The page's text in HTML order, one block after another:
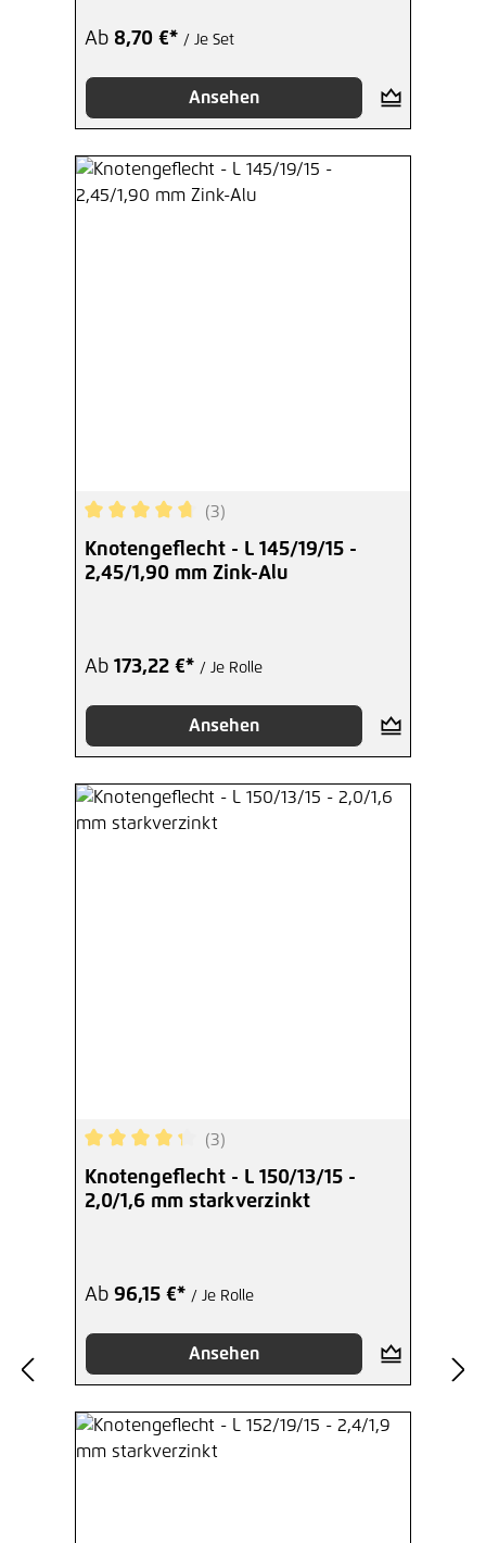
Ab 8,70 €* / Je Set
Ansehen
Durchschnittliche Bewertung von 4.67 von 5
(3)
Knotengeflecht - L 145/19/15 -
2,45/1,90 mm Zink-Alu
Ab 173,22 €* / Je Rolle
Ansehen
Durchschnittliche Bewertung von 4.33 von 5
(3)
Knotengeflecht - L 150/13/15 -
2,0/1,6 mm starkverzinkt
Ab 96,15 €* / Je Rolle
Ansehen